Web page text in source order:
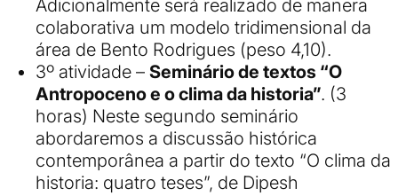
Adicionalmente será realizado de manera
colaborativa um modelo tridimensional da
área de Bento Rodrigues (peso 4,10).
3º atividade – Seminário de textos “O
Antropoceno e o clima da historia”. (3
horas) Neste segundo seminário
abordaremos a discussão histórica
contemporânea a partir do texto “O clima da
historia: quatro teses”, de Dipesh